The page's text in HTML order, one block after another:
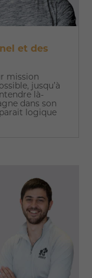
et des
mission
jusqu’à
là-
dans son
logique